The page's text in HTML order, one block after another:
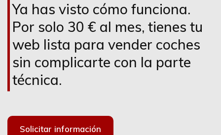
Ya has visto cómo funciona.
Por solo 30 € al mes, tienes tu
web lista para vender coches
sin complicarte con la parte
técnica.
Solicitar información